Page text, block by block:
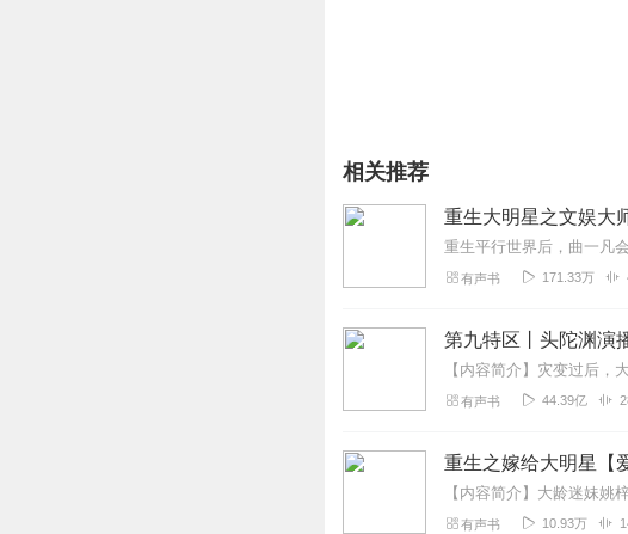
相关推荐
重生大明星之文娱大
重生平行世界后，曲一凡
有声书 171.33万
第九特区丨头陀渊演
有声书 44.39亿
重生之嫁给大明星【
有声书 10.93万